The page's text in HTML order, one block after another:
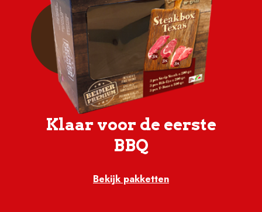
Klaar voor de eerste
BBQ
Bekijk pakketten